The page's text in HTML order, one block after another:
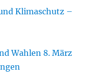
Klimaschutz –
Wahlen 8. März